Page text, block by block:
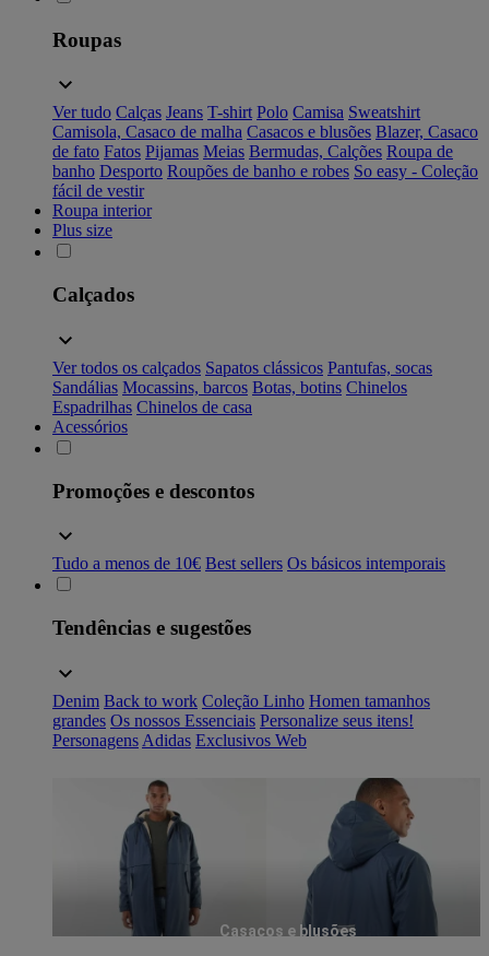
Roupas
Ver tudo Calças Jeans T-shirt Polo Camisa Sweatshirt
Camisola, Casaco de malha Casacos e blusões Blazer, Casaco
de fato Fatos Pijamas Meias Bermudas, Calções Roupa de
banho Desporto Roupões de banho e robes So easy - Coleção
fácil de vestir
Roupa interior
Plus size
Calçados
Ver todos os calçados Sapatos clássicos Pantufas, socas
Sandálias Mocassins, barcos Botas, botins Chinelos
Espadrilhas Chinelos de casa
Acessórios
Promoções e descontos
Tudo a menos de 10€ Best sellers Os básicos intemporais
Tendências e sugestões
Denim Back to work Coleção Linho Homen tamanhos
grandes Os nossos Essenciais Personalize seus itens!
Personagens Adidas Exclusivos Web
Casacos e blusões